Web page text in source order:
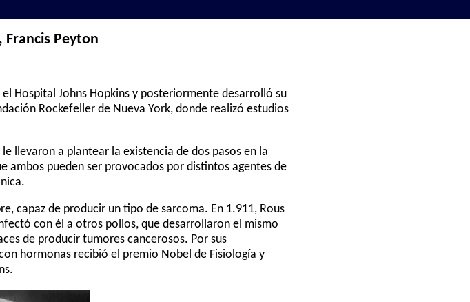
Francis Peyton
Hospital Johns Hopkins y posteriormente desarrolló su
Rockefeller de Nueva York, donde realizó estudios
llevaron a plantear la existencia de dos pasos en la
pueden ser provocados por distintos agentes de
capaz de producir un tipo de sarcoma. En 1.911, Rous
con él a otros pollos, que desarrollaron el mismo
de producir tumores cancerosos. Por sus
hormonas recibió el premio Nobel de Fisiología y